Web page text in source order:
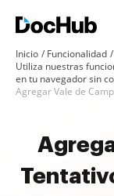
Inicio
Funcionalidad
Utiliza nuestras
en tu navegador sin
Agregar Vale de